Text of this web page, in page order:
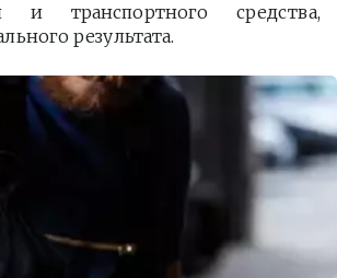
транспортного средства,
результата.